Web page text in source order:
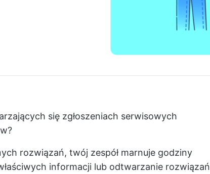
się zgłoszeniach serwisowych
rozwiązań, twój zespół marnuje godziny
informacji lub odtwarzanie rozwiązań